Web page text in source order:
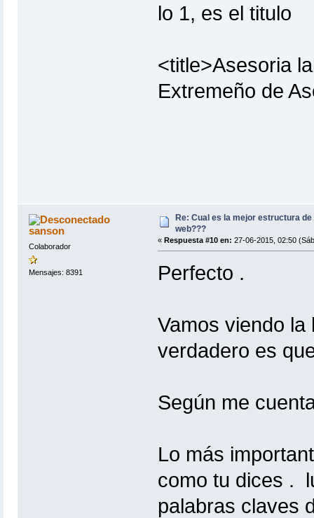
lo 1, es el titulo
<title>Asesoria
Extremeño de
sanson
Colaborador
Mensajes: 8391
Re: Cual es la mejor estructura
web???
« Respuesta #10 en: 27-06-2015, 02:50
Perfecto .
Vamos viendo
verdadero es
Según me
Lo más
como tu dices .
palabras claves